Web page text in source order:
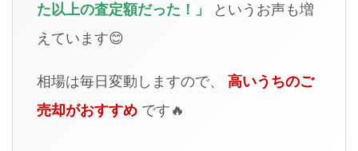
た以上の査定額だった！」
というお声も増
えています😊
相場は毎日変動しますので、 高いうちのご
売却がおすすめ です🔥